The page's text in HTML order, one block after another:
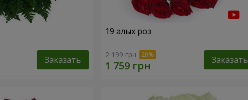
Заказать
19 алых роз
2 199 грн Заказать